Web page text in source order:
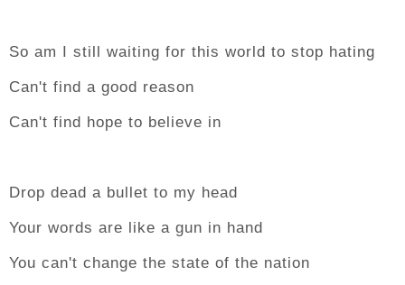
So am I still waiting for this world to stop hating
Can't find a good reason
Can't find hope to believe in
Drop dead a bullet to my head
Your words are like a gun in hand
You can't change the state of the nation